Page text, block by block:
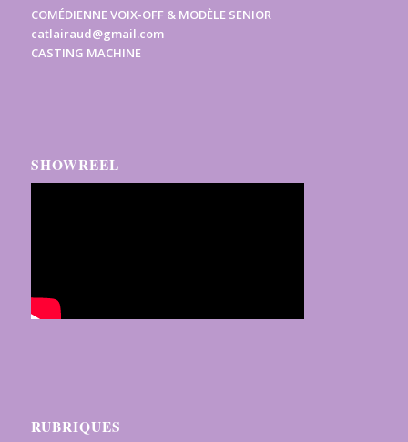
COMÉDIENNE VOIX-OFF & MODÈLE SENIOR
catlairaud@gmail.com
CASTING MACHINE
SHOWREEL
RUBRIQUES